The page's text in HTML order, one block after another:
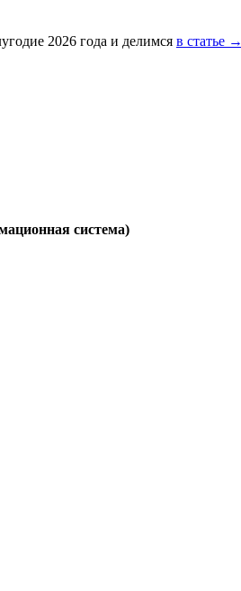
2026 года и делимся в статье →
система)